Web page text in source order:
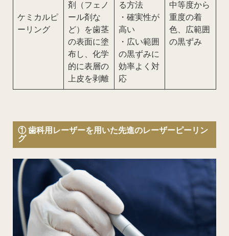
ケミカルピ
ーリング
剤（フェノ
ール剤な
ど）を歯茎
の表面に塗
布し、化学
的に表層の
上皮を剥離
る方法
・確実性が
高い
・広い範囲
の黒ずみに
効率よく対
応
中等度から
重度の着
色、広範囲
の黒ずみ
① 歯科用レーザーを用いた先進のレーザーピーリン
グ